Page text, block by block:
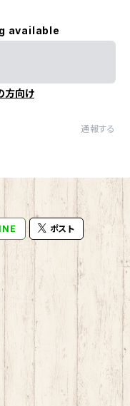
available
方向け
通報する
ポスト